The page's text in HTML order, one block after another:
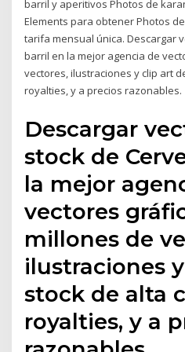
barril y aperitivos Photos de
Elements para obtener Photos
tarifa mensual única. Descargar
barril en la mejor agencia de
vectores, ilustraciones y clip art
royalties, y a precios razonables.
Descargar
stock de
la mejor
vectores
millones de
ilustraciones
stock de alta
royalties, y a